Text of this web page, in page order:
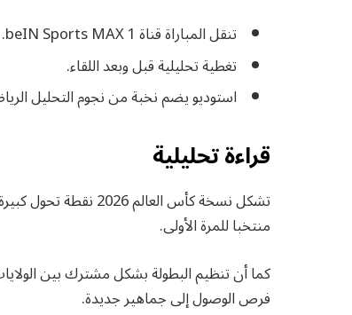
تنقل المباراة قناة beIN Sports MAX 1.
تغطية تحليلية قبل وبعد اللقاء.
استوديو يضم نخبة من نجوم التحليل
قراءة تحليلية
منتخبا للمرة الأولى.
كما أن تنظيم البطولة بشكل مشترك بين
فرص الوصول إلى جماهير جديدة.